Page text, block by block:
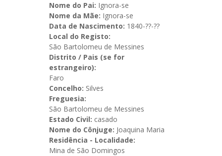
Nome do Pai: Ignora-se
Nome da Mãe: Ignora-se
Data de Nascimento: 1840-??-??
Local do Registo:
São Bartolomeu de Messines
Distrito / Pais (se for
estrangeiro):
Faro
Concelho: Silves
Freguesia:
São Bartolomeu de Messines
Estado Civil: casado
Nome do Cônjuge: Joaquina Maria
Residência - Localidade:
Mina de São Domingos